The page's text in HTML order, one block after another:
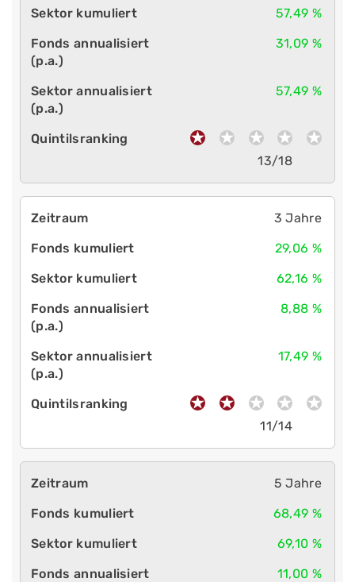
57,49 %
31,09 %
57,49 %
13/18
3 Jahre
29,06 %
62,16 %
8,88 %
17,49 %
11/14
5 Jahre
68,49 %
69,10 %
11,00 %